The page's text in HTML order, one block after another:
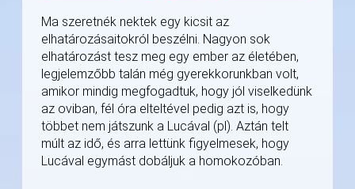
Ma szeretnék nektek egy kicsit az
elhatározásaitokról beszélni. Nagyon sok
elhatározást tesz meg egy ember az életében,
legjelemzőbb talán még gyerekkorunkban volt,
amikor mindig megfogadtuk, hogy jól viselkedünk
az oviban, fél óra elteltével pedig azt is, hogy
többet nem játszunk a Lucával (pl). Aztán telt
múlt az idő, és arra lettünk figyelmesek, hogy
Lucával egymást dobáljuk a homokozóban.